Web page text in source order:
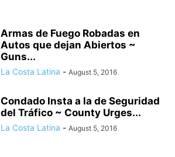
Armas de Fuego Robadas en
Autos que dejan Abiertos ~
Guns...
La Costa Latina - August 5, 2016
Condado Insta a la de Seguridad
del Tráfico ~ County Urges...
La Costa Latina - August 5, 2016